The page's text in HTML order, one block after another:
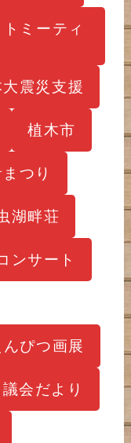
ミーティ
震災支援
植木市
つり
湖畔荘
ンサート
ぴつ画展
議会だより